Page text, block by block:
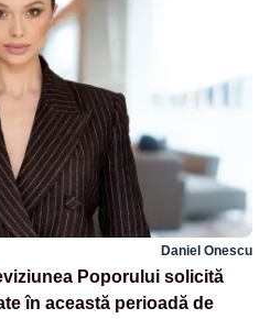
Daniel Onescu
Poporului solicită
în această perioadă de